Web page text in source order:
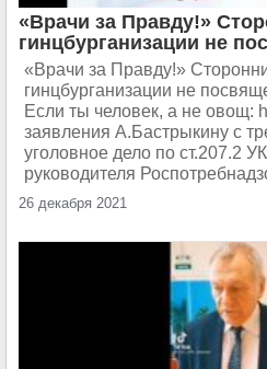
«Врачи за Правду!»
гинцбурганизации не
«Врачи за Правду!»
гинцбурганизации не
Если ты человек, а не овощ:
заявления А.Бастрыкину с
уголовное дело по ст.207.2
руководителя
26 декабря 2021